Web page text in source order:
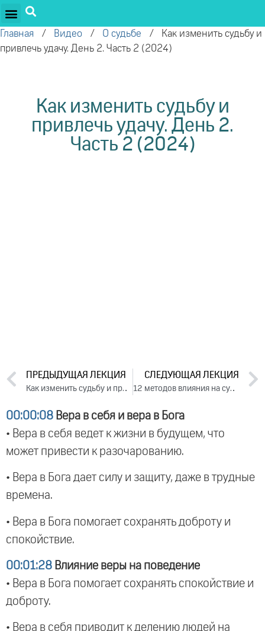
Главная / Видео / О судьбе /
Как изменить судьбу и
привлечь удачу. День 2. Часть 2 (2024)
Как изменить судьбу и
привлечь удачу. День 2.
Часть 2 (2024)
ПРЕДЫДУЩАЯ ЛЕКЦИЯ
Как изменить судьбу и привлечь удачу. День 2. Часть 1 (2024)
СЛЕДУЮЩАЯ ЛЕКЦИЯ
12 методов влияния на судьбу. Ответы на вопросы, 2024
00:00:08 Вера в себя и вера в Бога
• Вера в себя ведет к жизни в будущем, что
может привести к разочарованию.
• Вера в Бога дает силу и защиту, даже в трудные
времена.
• Вера в Бога помогает сохранять доброту и
спокойствие.
00:01:28 Влияние веры на поведение
• Вера в Бога помогает сохранять спокойствие и
доброту.
• Вера в себя приводит к делению людей на